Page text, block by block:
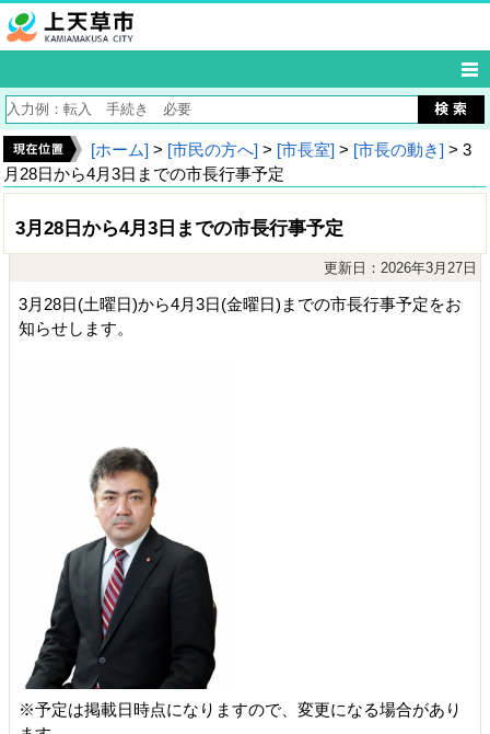
[ホーム] > [市民の方へ] > [市長室] > [市長の動き] > 3
月28日から4月3日までの市長行事予定
3月28日から4月3日までの市長行事予定
更新日：2026年3月27日
3月28日(土曜日)から4月3日(金曜日)までの市長行事予定をお
知らせします。
※予定は掲載日時点になりますので、変更になる場合があり